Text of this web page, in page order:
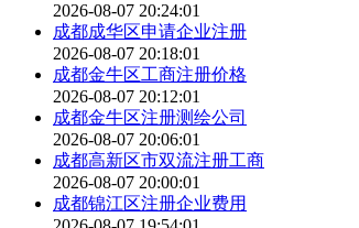
2026-08-07 20:24:01
成都成华区申请企业注册
2026-08-07 20:18:01
成都金牛区工商注册价格
2026-08-07 20:12:01
成都金牛区注册测绘公司
2026-08-07 20:06:01
成都高新区市双流注册工商
2026-08-07 20:00:01
成都锦江区注册企业费用